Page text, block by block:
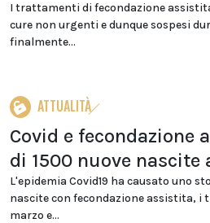
I trattamenti di fecondazione
cure non urgenti e dunque sospesi
finalmente...
ATTUALITÀ
Covid e fecondazione
di 1500 nuove nascite
L'epidemia Covid19 ha causato uno
nascite con fecondazione assistita, i
marzo e...